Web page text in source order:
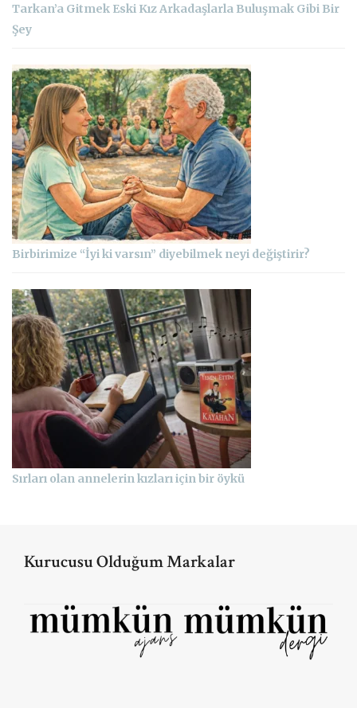
Tarkan’a Gitmek Eski Kız Arkadaşlarla Buluşmak Gibi Bir
Şey
Birbirimize “İyi ki varsın” diyebilmek neyi değiştirir?
Sırları olan annelerin kızları için bir öykü
Kurucusu Olduğum Markalar